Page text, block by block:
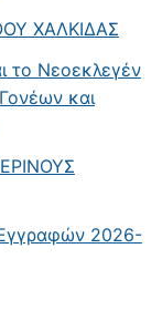
ΧΑΛΚΙΔΑΣ
το Νεοεκλεγέν
και
2026-